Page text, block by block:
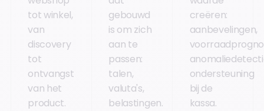
tot winkel,
van
discovery
tot
ontvangst
van het
product.
gebouwd
is om zich
aan te
passen:
talen,
valuta's,
belastingen.
creëren:
aanbevelingen,
ondersteuning
bij de
kassa.